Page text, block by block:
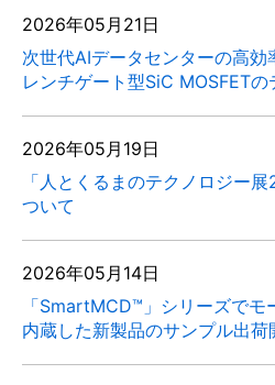
2026年05月21日
次世代AIデータセンターの高効
レンチゲート型SiC MOSFET
2026年05月19日
「人とくるまのテクノロジー
ついて
2026年05月14日
「SmartMCD™」シリーズでモ
内蔵した新製品のサンプル出荷